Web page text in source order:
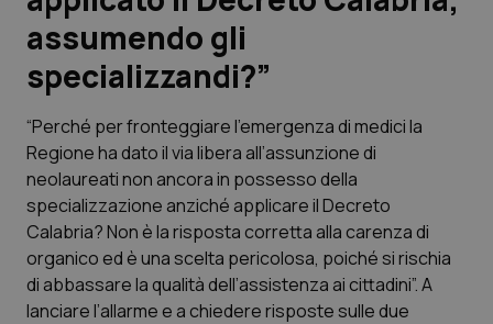
Scienza e Farmaci
Studi e Analisi
Lettere al direttore
Edizioni Regionali
QS Pro
assumendo gli
specializzandi?”
“Perché per fronteggiare l’emergenza di medici la
Regione ha dato il via libera all’assunzione di
neolaureati non ancora in possesso della
specializzazione anziché applicare il Decreto
Calabria? Non è la risposta corretta alla carenza di
organico ed è una scelta pericolosa, poiché si rischia
di abbassare la qualità dell’assistenza ai cittadini”. A
lanciare l’allarme e a chiedere risposte sulle due